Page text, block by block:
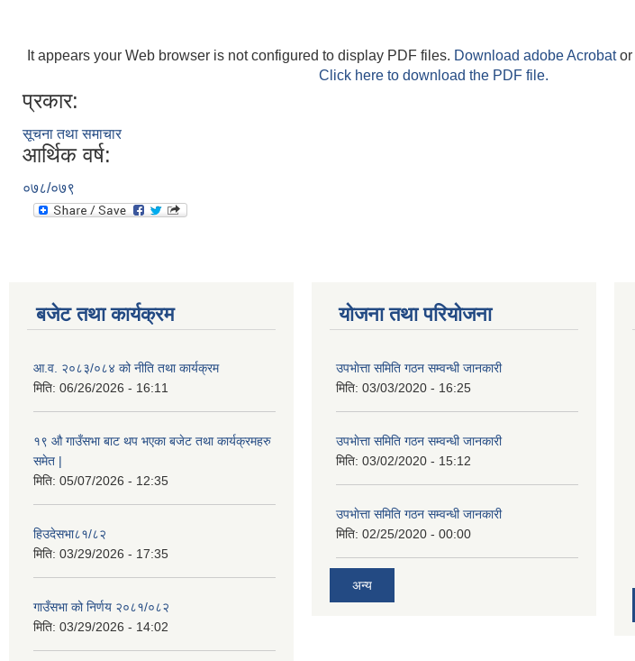
It appears your Web browser is not configured to display PDF files. Download adobe Acrobator
Click here to download the PDF file.
प्रकार:
सूचना तथा समाचार
आर्थिक वर्ष:
०७८/०७९
बजेट तथा कार्यक्रम
आ.व. २०८३/०८४ को नीति तथा कार्यक्रम
मिति: 06/26/2026 - 16:11
१९ औ गाउँसभा बाट थप भएका बजेट तथा कार्यक्रमहरु
समेत |
मिति: 05/07/2026 - 12:35
हिउदेसभा८१/८२
मिति: 03/29/2026 - 17:35
गाउँसभा को निर्णय २०८१/०८२
मिति: 03/29/2026 - 14:02
योजना तथा परियोजना
उपभाेत्ता समिति गठन सम्वन्धी जानकारी
मिति: 03/03/2020 - 16:25
उपभाेत्ता समिति गठन सम्वन्धी जानकारी
मिति: 03/02/2020 - 15:12
उपभाेत्ता समिति गठन सम्वन्धी जानकारी
मिति: 02/25/2020 - 00:00
अन्य